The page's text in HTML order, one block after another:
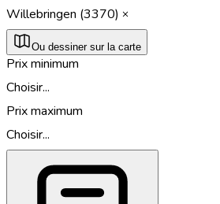
Willebringen (3370)
Ou dessiner sur la carte
Prix minimum
Choisir...
Prix maximum
Choisir...